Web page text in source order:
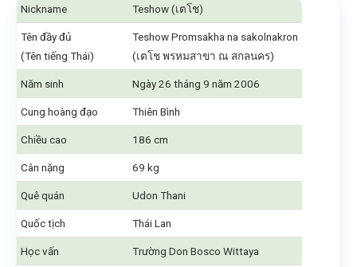
Nickname Teshow (เตโช)
Tên đầy đủ
(Tên tiếng Thái)
Teshow Promsakha na sakolnakron
(เตโช พรหมสาขา ณ สกลนคร)
Năm sinh Ngày 26 tháng 9 năm 2006
Cung hoàng đạo Thiên Bình
Chiều cao 186 cm
Cân nặng 69 kg
Quê quán Udon Thani
Quốc tịch Thái Lan
Học vấn Trường Don Bosco Wittaya